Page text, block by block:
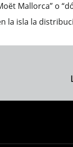
Mallorca” o
la isla la